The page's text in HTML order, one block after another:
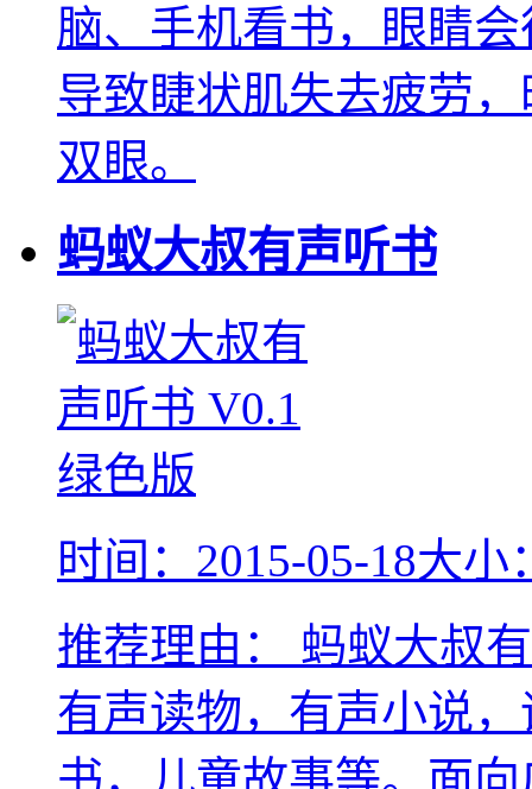
脑、手机看书，眼睛
导致睫状肌失去疲劳
双眼。
蚂蚁大叔有声听书
时间：2015-05-18大小
推荐理由：
蚂蚁大叔
有声读物，有声小说